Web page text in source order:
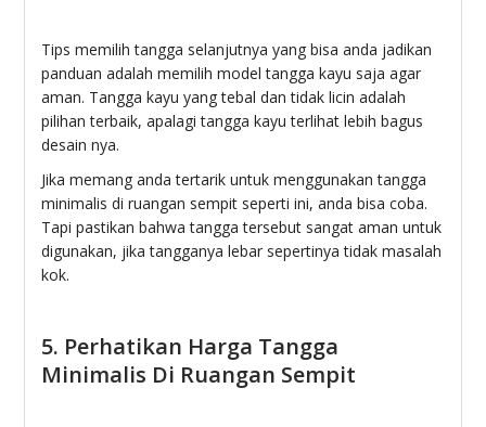
Tips memilih tangga selanjutnya yang bisa anda jadikan
panduan adalah memilih model tangga kayu saja agar
aman. Tangga kayu yang tebal dan tidak licin adalah
pilihan terbaik, apalagi tangga kayu terlihat lebih bagus
desain nya.
Jika memang anda tertarik untuk menggunakan tangga
minimalis di ruangan sempit seperti ini, anda bisa coba.
Tapi pastikan bahwa tangga tersebut sangat aman untuk
digunakan, jika tangganya lebar sepertinya tidak masalah
kok.
5. Perhatikan Harga Tangga
Minimalis Di Ruangan Sempit